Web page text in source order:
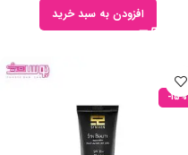
افزودن به سبد خرید
-15%